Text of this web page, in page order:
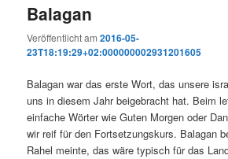
Balagan
Veröffentlicht am2016-05-
23T18:19:29+02:000000002931201605
Balagan war das erste Wort, das unsere
uns in diesem Jahr beigebracht hat. Beim
einfache Wörter wie Guten Morgen oder
wir reif für den Fortsetzungskurs. Balagan
Rahel meinte, das wäre typisch für das